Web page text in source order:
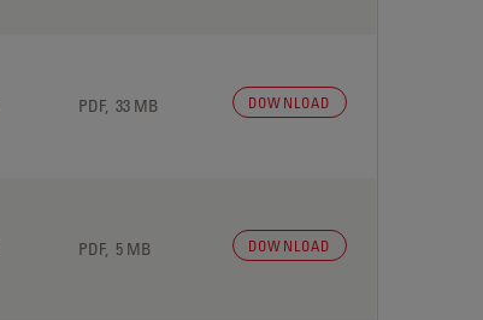
PDF, 33 MB DOWNLOAD
PDF, 5 MB DOWNLOAD